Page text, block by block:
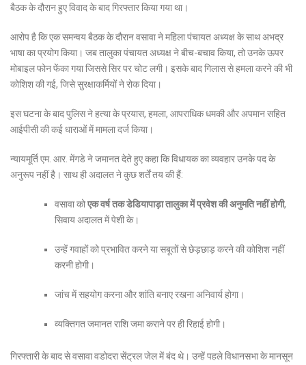
बैठक के दौरान हुए विवाद के बाद गिरफ्तार किया गया था।
आरोप है कि एक समन्वय बैठक के दौरान वसावा ने महिला पंचायत अध्यक्ष के साथ अभद्र
भाषा का प्रयोग किया। जब तालुका पंचायत अध्यक्ष ने बीच-बचाव किया, तो उनके ऊपर
मोबाइल फोन फेंका गया जिससे सिर पर चोट लगी। इसके बाद गिलास से हमला करने की भी
कोशिश की गई, जिसे सुरक्षाकर्मियों ने रोक दिया।
इस घटना के बाद पुलिस ने हत्या के प्रयास, हमला, आपराधिक धमकी और अपमान सहित
आईपीसी की कई धाराओं में मामला दर्ज किया।
न्यायमूर्ति एम. आर. मेंगडे ने जमानत देते हुए कहा कि विधायक का व्यवहार उनके पद के
अनुरूप नहीं है। साथ ही अदालत ने कुछ शर्तें तय की हैं:
वसावा कोएक वर्ष तक डेडियापाड़ा तालुका में प्रवेश की अनुमति नहीं होगी,
सिवाय अदालत में पेशी के।
उन्हें गवाहों को प्रभावित करने या सबूतों से छेड़छाड़ करने की कोशिश नहीं
करनी होगी।
जांच में सहयोग करना और शांति बनाए रखना अनिवार्य होगा।
व्यक्तिगत जमानत राशि जमा कराने पर ही रिहाई होगी।
गिरफ्तारी के बाद से वसावा वडोदरा सेंट्रल जेल में बंद थे। उन्हें पहले विधानसभा के मानसून